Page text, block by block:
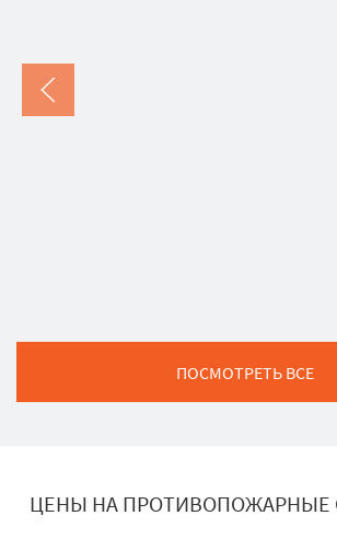
ПОСМОТРЕТЬ ВСЕ
ЦЕНЫ НА ПРОТИВОПОЖАРНЫЕ